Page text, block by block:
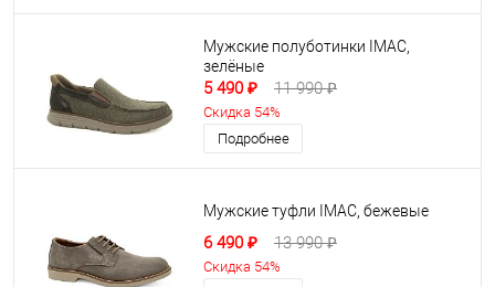
Мужские полуботинки IMAC,
зелёные
5 490 ₽ 11 990 ₽
Скидка 54%
Подробнее
Мужские туфли IMAC, бежевые
6 490 ₽ 13 990 ₽
Скидка 54%